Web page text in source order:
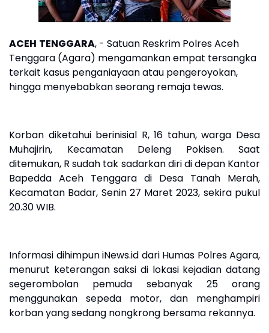
ACEH TENGGARA, - Satuan Reskrim Polres Aceh
Tenggara (Agara) mengamankan empat tersangka
terkait kasus penganiayaan atau pengeroyokan,
hingga menyebabkan seorang remaja tewas.
Korban diketahui berinisial R, 16 tahun, warga Desa
Muhajirin, Kecamatan Deleng Pokisen. Saat
ditemukan, R sudah tak sadarkan diri di depan Kantor
Bapedda Aceh Tenggara di Desa Tanah Merah,
Kecamatan Badar, Senin 27 Maret 2023, sekira pukul
20.30 WIB.
Informasi dihimpun iNews.id dari Humas Polres Agara,
menurut keterangan saksi di lokasi kejadian datang
segerombolan pemuda sebanyak 25 orang
menggunakan sepeda motor, dan menghampiri
korban yang sedang nongkrong bersama rekannya.